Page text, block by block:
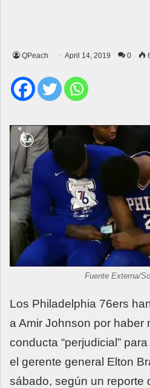
QPeach April 14, 2019 0
Fuente Externa/
Los Philadelphia 76ers
a Amir Johnson por haber
conducta “perjudicial”
el gerente general Elton
sábado, según un reporte